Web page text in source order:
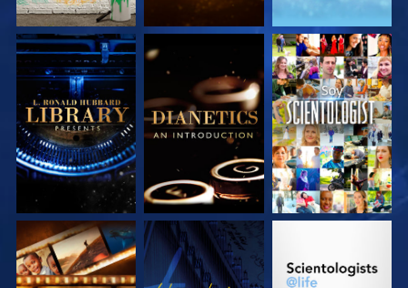
EXPLORA LAS
SERIES
EXPLORA LAS
SERIES
VE
EXPLORA LAS
VE
EXPLORA LAS